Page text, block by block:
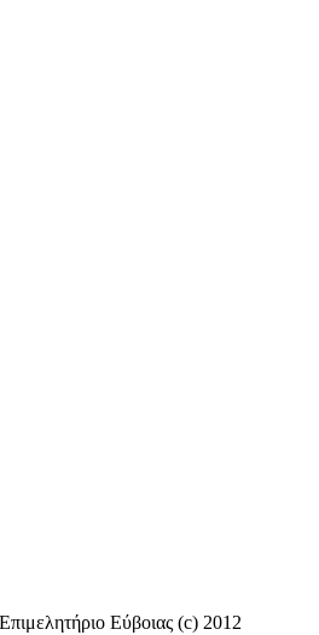
Επιμελητήριο Εύβοιας (c) 2012